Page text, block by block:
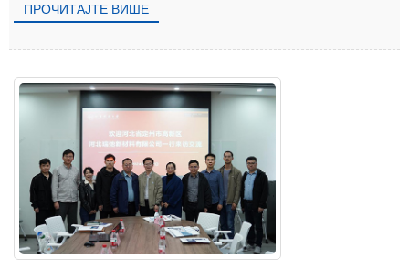
ПРОЧИТАЈТЕ ВИШЕ